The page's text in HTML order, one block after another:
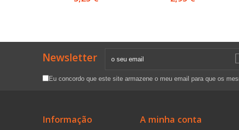
Newsletter
Eu concordo que este site armazene o meu email para que os
Informação A minha conta